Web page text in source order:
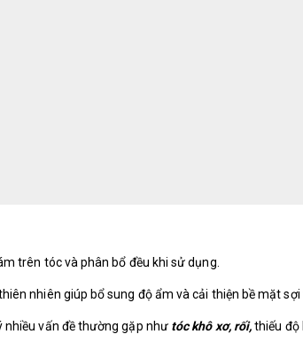
trên tóc và phân bổ đều khi sử dụng.
nhiên giúp bổ sung độ ẩm và cải thiện bề mặt sợi
vấn đề thường gặp như tóc khô xơ, rối,thiếu